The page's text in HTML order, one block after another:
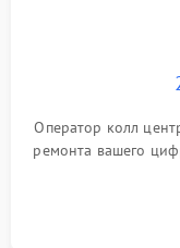
Оператор колл
ремонта вашего